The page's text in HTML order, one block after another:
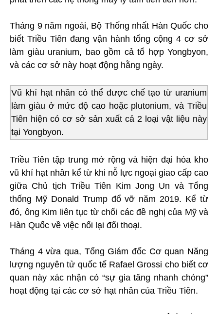
Tháng 9 năm ngoái, Bộ Thống nhất Hàn Quốc cho
biết Triều Tiên đang vận hành tổng cộng 4 cơ sở
làm giàu uranium, bao gồm cả tổ hợp Yongbyon,
và các cơ sở này hoạt động hằng ngày.
Vũ khí hạt nhân có thể được chế tạo từ uranium
làm giàu ở mức độ cao hoặc plutonium, và Triều
Tiên hiện có cơ sở sản xuất cả 2 loại vật liệu này
tại Yongbyon.
Triều Tiên tập trung mở rộng và hiện đại hóa kho
vũ khí hạt nhân kể từ khi nỗ lực ngoại giao cấp cao
giữa Chủ tịch Triều Tiên Kim Jong Un và Tổng
thống Mỹ Donald Trump đổ vỡ năm 2019. Kể từ
đó, ông Kim liên tục từ chối các đề nghị của Mỹ và
Hàn Quốc về việc nối lại đối thoại.
Tháng 4 vừa qua, Tổng Giám đốc Cơ quan Năng
lượng nguyên tử quốc tế Rafael Grossi cho biết cơ
quan này xác nhận có “sự gia tăng nhanh chóng”
hoạt động tại các cơ sở hạt nhân của Triều Tiên.